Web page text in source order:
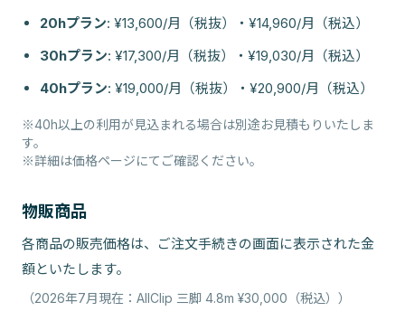
20hプラン: ¥13,600/月（税抜）・¥14,960/月（税込）
30hプラン: ¥17,300/月（税抜）・¥19,030/月（税込）
40hプラン: ¥19,000/月（税抜）・¥20,900/月（税込）
※40h以上の利用が見込まれる場合は別途お見積もりいたしま
す。
※詳細は価格ページにてご確認ください。
物販商品
各商品の販売価格は、ご注文手続きの画面に表示された金
額といたします。
（2026年7月現在：AllClip 三脚 4.8m ¥30,000（税込））